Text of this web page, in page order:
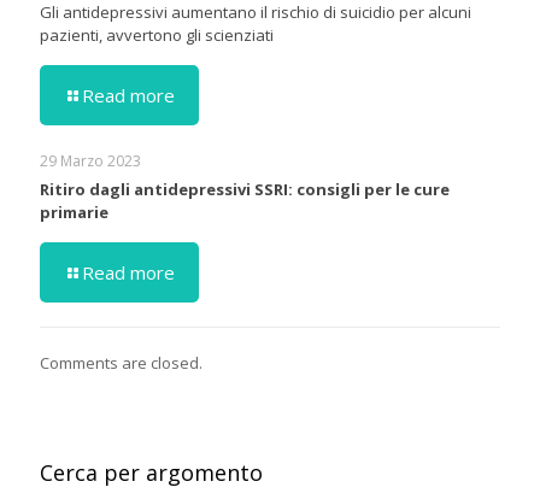
Gli antidepressivi aumentano il rischio di suicidio per alcuni
pazienti, avvertono gli scienziati
Read more
29 Marzo 2023
Ritiro dagli antidepressivi SSRI: consigli per le cure
primarie
Read more
Comments are closed.
Cerca per argomento